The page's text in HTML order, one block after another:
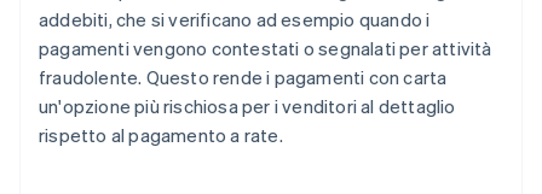
addebiti, che si verificano ad esempio quando i
pagamenti vengono contestati o segnalati per attività
fraudolente. Questo rende i pagamenti con carta
un'opzione più rischiosa per i venditori al dettaglio
rispetto al pagamento a rate.